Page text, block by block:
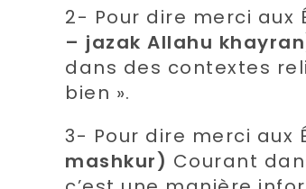
2- Pour dire merci aux
– jazak Allahu
dans des contextes
bien ».
3- Pour dire merci aux
mashkur) Courant